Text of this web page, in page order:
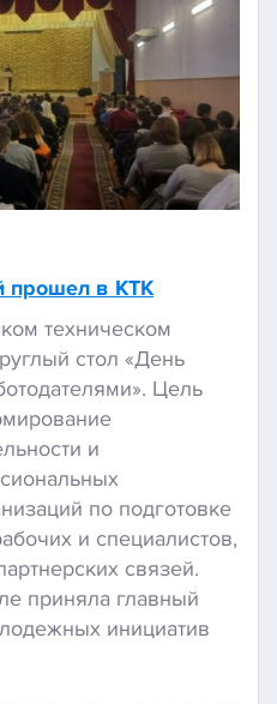
прошел в КТК
техническом
стол «День
Цель
и
по подготовке
и специалистов,
связей.
приняла главный
инициатив